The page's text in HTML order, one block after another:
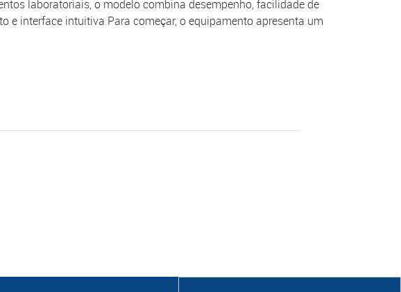
laboratoriais, o modelo combina desempenho, facilidade de
e interface intuitiva Para começar, o equipamento apresenta um